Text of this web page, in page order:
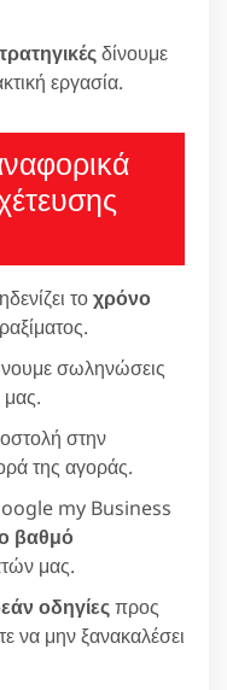
δίνουμε
εργασία.
τοχρόνο
σωληνώσεις
στην
της αγοράς.
my Business
βαθμό
μας.
οδηγίεςπρος
να μην ξανακαλέσει